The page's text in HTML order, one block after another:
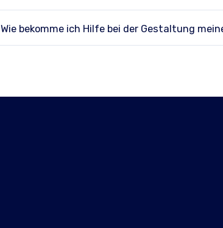
Wie bekomme ich Hilfe bei der Gestaltung